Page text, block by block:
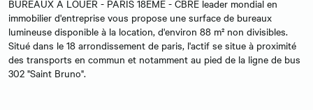
BUREAUX A LOUER - PARIS 18EME - CBRE leader mondial en
immobilier d'entreprise vous propose une surface de bureaux
lumineuse disponible à la location, d'environ 88 m² non divisibles.
Situé dans le 18 arrondissement de paris, l'actif se situe à proximité
des transports en commun et notamment au pied de la ligne de bus
302 "Saint Bruno".